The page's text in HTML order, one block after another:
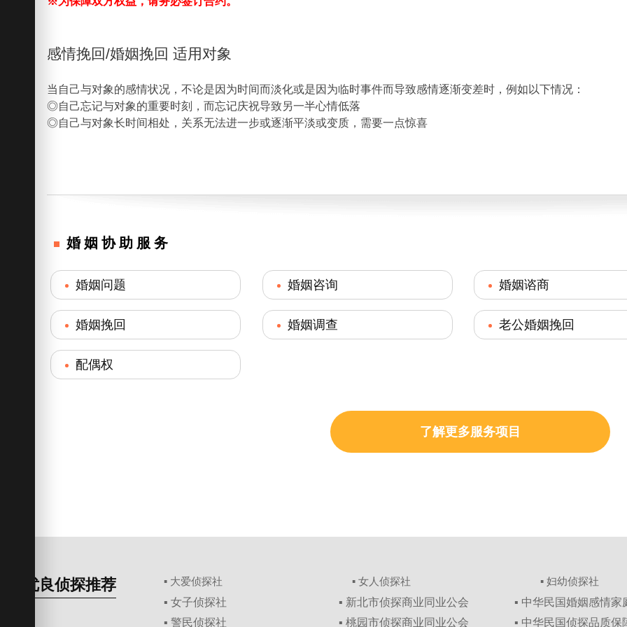
感情挽回/婚姻挽回 适用对象
当自己与对象的感情状况，不论是因为时间而淡化或是因为临时事件而导致感情逐渐变差时，例如以下情况：
◎自己忘记与对象的重要时刻，而忘记庆祝导致另一半心情低落
◎自己与对象长时间相处，关系无法进一步或逐渐平淡或变质，需要一点惊喜
婚姻协助服务
婚姻问题 婚姻咨询 婚姻谘商
婚姻挽回 婚姻调查 老公婚姻挽回
配偶权
了解更多服务项目
优良侦探推荐 ▪ 大爱侦探社 ▪ 女人侦探社 ▪ 妇幼侦探社
▪ 女子侦探社
▪ 警民侦探社
▪ 新北市侦探商业同业公会
▪ 桃园市侦探商业同业公会
▪ 中华民国婚姻感情
▪ 中华民国侦探品质